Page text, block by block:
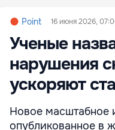
Point 16 июня 2026,
Ученые
нарушения
ускоряют
Новое масштабное
опубликованное в